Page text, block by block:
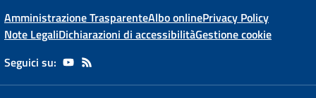
Amministrazione TrasparenteAlbo onlinePrivacy Policy
Note LegaliDichiarazioni di accessibilitàGestione cookie
Seguici su: